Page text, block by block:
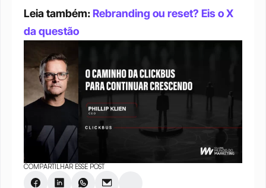
Leia também: Rebranding ou reset? Eis o X
da questão
COMPARTILHAR ESSE POST